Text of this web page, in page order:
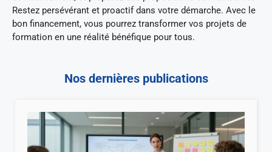
Restez persévérant et proactif dans votre démarche. Avec le
bon financement, vous pourrez transformer vos projets de
formation en une réalité bénéfique pour tous.
Nos dernières publications